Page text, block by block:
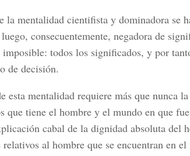
la mentalidad cientifista y dominadora se
consecuentemente, negadora de
todos los significados, y por
de decisión.
esta mentalidad requiere más que nunca
que tiene el hombre y el mundo en que
cabal de la dignidad absoluta del
al hombre que se encuentran en